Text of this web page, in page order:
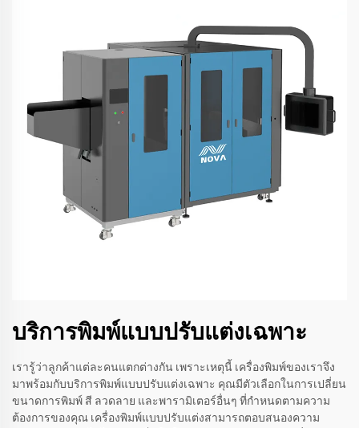
บริการพิมพ์แบบปรับแต่งเฉพาะ
เรารู้ว่าลูกค้าแต่ละคนแตกต่างกัน เพราะเหตุนี้ เครื่องพิมพ์ของเราจึง
มาพร้อมกับบริการพิมพ์แบบปรับแต่งเฉพาะ คุณมีตัวเลือกในการเปลี่ยน
ขนาดการพิมพ์ สี ลวดลาย และพารามิเตอร์อื่นๆ ที่กำหนดตามความ
ต้องการของคุณ เครื่องพิมพ์แบบปรับแต่งสามารถตอบสนองความ